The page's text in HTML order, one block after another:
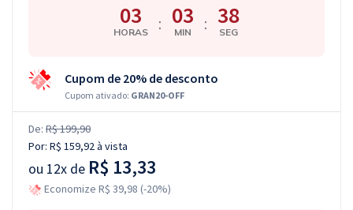
03
HORAS : 03
MIN : 37
SEG
Cupom de 20% de desconto
Cupom ativado: GRAN20-OFF
De: R$ 199,90
Por: R$ 159,92à vista
ou 12x de R$ 13,33
Economize R$ 39,98 (-20%)